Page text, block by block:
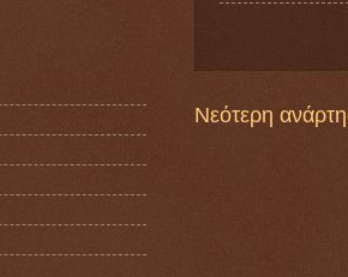
Νεότερη